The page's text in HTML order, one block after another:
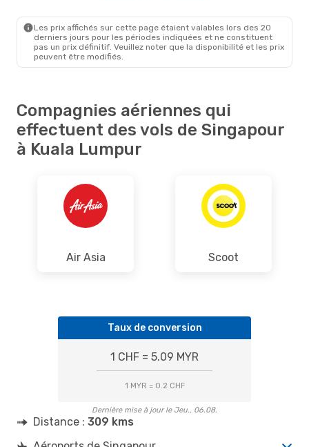
Les prix affichés sur cette page étaient valables lors des 20
derniers jours pour les périodes indiquées et ne constituent
pas un prix définitif. Veuillez noter que la disponibilité et les prix
peuvent être modifiés.
Compagnies aériennes qui
effectuent des vols de Singapour
à Kuala Lumpur
Air Asia Scoot
Taux de conversion
1 CHF = 5.09 MYR
1 MYR = 0.2 CHF
Dernière mise à jour le Jeu., 06.08.
Distance : 309 kms